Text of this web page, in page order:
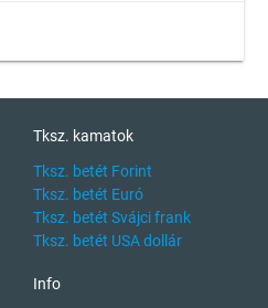
Tksz. kamatok
Tksz. betét Forint
Tksz. betét Euró
Tksz. betét Svájci frank
Tksz. betét USA dollár
Info